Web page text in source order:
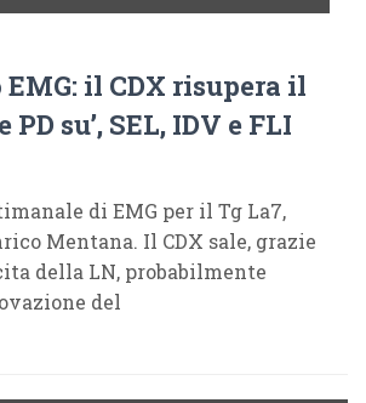
il CDX risupera il
PD su’, SEL, IDV e FLI
di EMG per il Tg La7,
Mentana. Il CDX sale, grazie
della LN, probabilmente
del